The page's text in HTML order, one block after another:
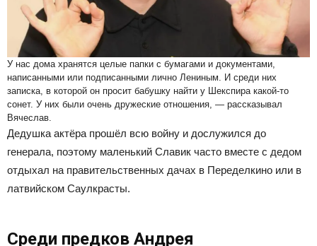
У нас дома хранятся целые папки с бумагами и документами,
написанными или подписанными лично Лениным. И среди них
записка, в которой он просит бабушку найти у Шекспира какой-то
сонет. У них были очень дружеские отношения, — рассказывал
Вячеслав.
Дедушка актёра прошёл всю войну и дослужился до
генерала, поэтому маленький Славик часто вместе с дедом
отдыхал на правительственных дачах в Переделкино или в
латвийском Саулкрасты.
Среди предков Андрея